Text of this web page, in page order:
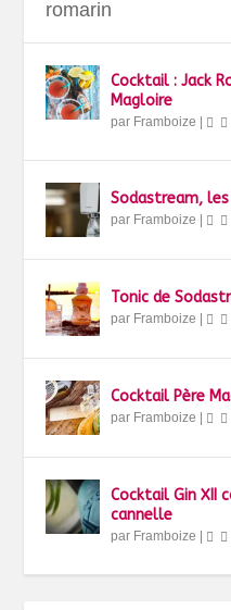
romarin
Cocktail : Jack
Magloire
par Framboize |
Sodastream,
par Framboize |
Tonic de
par Framboize |
Cocktail Père
par Framboize |
Cocktail Gin XII
cannelle
par Framboize |